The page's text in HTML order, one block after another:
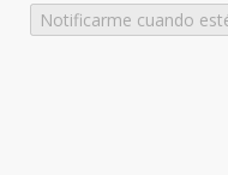
Notificarme cuando